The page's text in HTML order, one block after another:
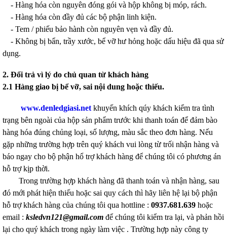
- Hàng hóa còn nguyên đóng gói và hộp không bị móp, rách.
- Hàng hóa còn đầy đủ các bộ phận linh kiện.
- Tem / phiếu bảo hành còn nguyên vẹn và đầy đủ.
- Không bị bẩn, trầy xước, bể vỡ hư hỏng hoặc dấu hiệu đã qua sử
dụng.
2. Đổi trả vì lý do chủ quan từ khách hàng
2.1 Hàng giao bị bể vỡ, sai nội dung hoặc thiếu.
www.denledgiasi.net khuyến khích qúy khách kiểm tra tình
trạng bên ngoài của hộp sản phẩm trước khi thanh toán để đảm bào
hàng hóa đúng chủng loại, số lượng, màu sắc theo đơn hàng. Nếu
gặp những trường hợp trên quý khách vui lòng từ trối nhận hàng và
báo ngay cho bộ phận hổ trợ khách hàng để chúng tôi có phương án
hỗ trợ kịp thời.
Trong trường hợp khách hàng đã thanh toán và nhận hàng, sau
đó mới phát hiện thiếu hoặc sai quy cách thì hãy liên hệ lại bộ phận
hỗ trợ khách hàng của chúng tôi qua hottline : 0937.681.639 hoặc
email : ksledvn121@gmail.com để chúng tôi kiểm tra lại, và phản hồi
lại cho quý khách trong ngày làm việc . Trường hợp này công ty